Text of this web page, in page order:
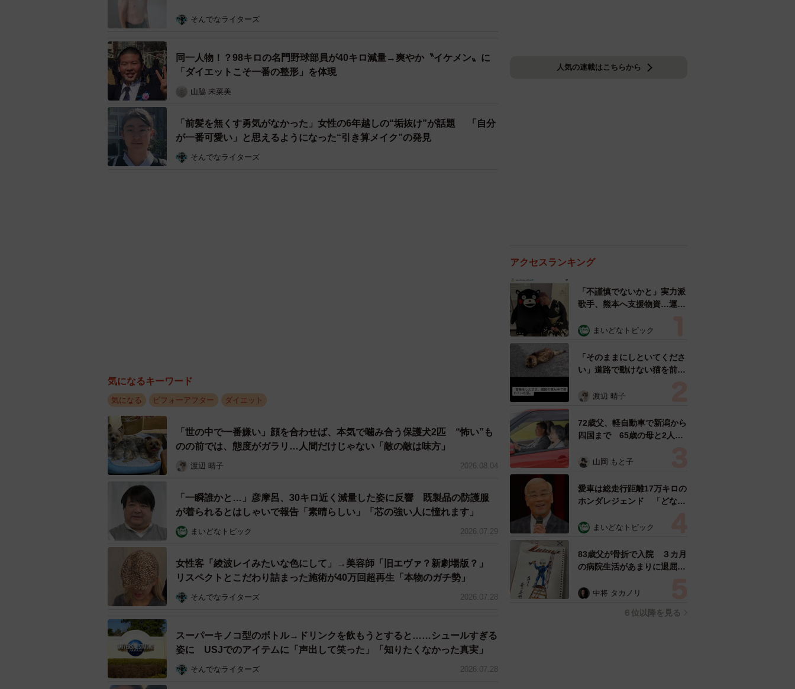
〈ビフォー〉ふくよかだったお腹周りはどう変化したのか…？／kenkojiさん（@kenkoji_fit）提供
投稿者は、自宅でできるトレーニング情報を発信しているkenkojiさん（@kenkoji_fit）。挑
戦を始める前は、心身の不調から「何もやる気が出ず、寝てばかりの日々」だったといいま
す。仕事のことが頭を離れず、限界を感じるなか、「このままではいけない」と一念発起し
3/8
1ヶ月走り込んで靴はボロボロに／kenkojiさん（@kenkoji_fit）提供
そんでなライターズ
同一人物！？98キロの名門野球部員が40キロ減量→爽やか〝イケメン〟に
「ダイエットこそ一番の整形」を体現
山脇 未菜美
「前髪を無くす勇気がなかった」女性の6年越しの“垢抜け”が話題 「自分
が一番可愛い」と思えるようになった“引き算メイク”の発見
そんでなライターズ
気になるキーワード
気になる ビフォーアフター ダイエット
「世の中で一番嫌い」顔を合わせば、本気で噛み合う保護犬2匹 “怖い”も
のの前では、態度がガラリ…人間だけじゃない「敵の敵は味方」
渡辺 晴子 2026.08.04
「一瞬誰かと…」彦摩呂、30キロ近く減量した姿に反響 既製品の防護服
が着られるとはしゃいで報告「素晴らしい」「芯の強い人に憧れます」
まいどなトピック 2026.07.29
女性客「綾波レイみたいな色にして」→美容師「旧エヴァ？新劇場版？」
リスペクトとこだわり詰まった施術が40万回超再生「本物のガチ勢」
そんでなライターズ 2026.07.28
スーパーキノコ型のボトル→ドリンクを飲もうとすると……シュールすぎる
姿に USJでのアイテムに「声出して笑った」「知りたくなかった真実」
そんでなライターズ 2026.07.28
人気の連載はこちらから
アクセスランキング
「不謹慎でないかと」実力派
歌手、熊本へ支援物資…運搬
めらい 「痛いほど伝わる」
まいどなトピック
「そのままにしといてくださ
い」道路で動けない猫を前に
ようとした4日間 「命の重
表の訴え
渡辺 晴子
72歳父、軽自動車で新潟から
四国まで 65歳の母と2人で
憩まで分刻み… 「大学生で
山岡 もと子
愛車は総走行距離17万キロの
ホンダレジェンド 「どなた
所漫才師が譲渡の意向
まいどなトピック
83歳父が骨折で入院 ３カ月
の病院生活があまりに退屈で
い！」→スケッチブックを見
中将 タカノリ
６位以降を見る